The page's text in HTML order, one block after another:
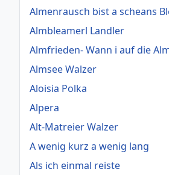
Almenrausch bist a scheans
Almbleamerl Landler
Almfrieden- Wann i auf die
Almsee Walzer
Aloisia Polka
Alpera
Alt-Matreier Walzer
A wenig kurz a wenig lang
Als ich einmal reiste